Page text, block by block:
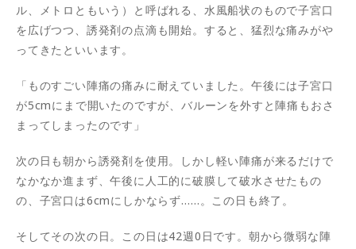
ル、メトロともいう）と呼ばれる、水風船状のもので子宮口
を広げつつ、誘発剤の点滴も開始。すると、猛烈な痛みがや
ってきたといいます。
「ものすごい陣痛の痛みに耐えていました。午後には子宮口
が5cmにまで開いたのですが、バルーンを外すと陣痛もおさ
まってしまったのです」
次の日も朝から誘発剤を使用。しかし軽い陣痛が来るだけで
なかなか進まず、午後に人工的に破膜して破水させたもの
の、子宮口は6cmにしかならず……。この日も終了。
そしてその次の日。この日は42週0日です。朝から微弱な陣